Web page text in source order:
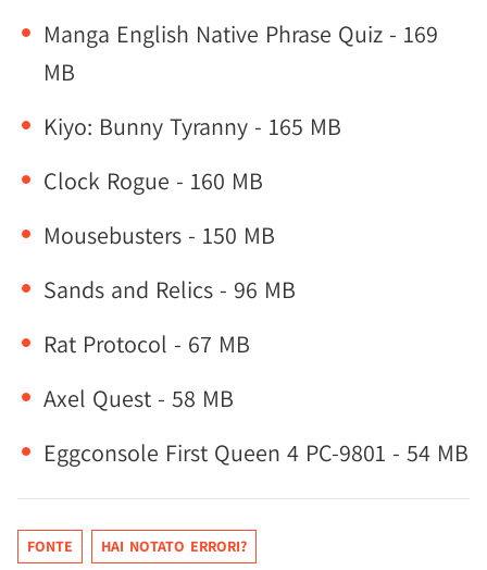
Manga English Native Phrase Quiz - 169
MB
Kiyo: Bunny Tyranny - 165 MB
Clock Rogue - 160 MB
Mousebusters - 150 MB
Sands and Relics - 96 MB
Rat Protocol - 67 MB
Axel Quest - 58 MB
Eggconsole First Queen 4 PC-9801 - 54 MB
FONTE HAI NOTATO ERRORI?